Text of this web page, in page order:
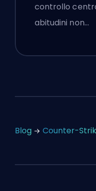
controllo
abitudini non…
Blog Counter-